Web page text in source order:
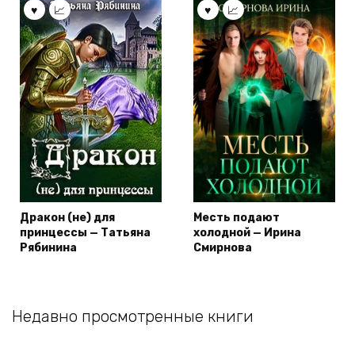
Дракон (не) для
принцессы — Татьяна
Рябинина
Месть подают
холодной — Ирина
Смирнова
Недавно просмотренные книги